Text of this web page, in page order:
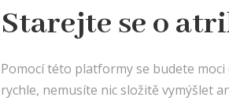
Starejte se o
Pomocí této platformy se budete
rychle, nemusíte nic složitě vymýšlet